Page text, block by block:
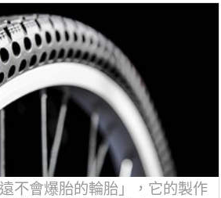
不會爆胎的輪胎」，它的製作